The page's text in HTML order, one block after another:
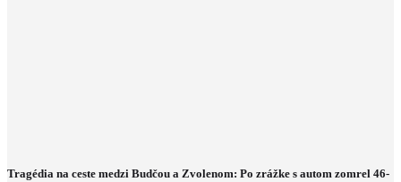
Tragédia na ceste medzi Budčou a Zvolenom: Po zrážke s autom zomrel 46-